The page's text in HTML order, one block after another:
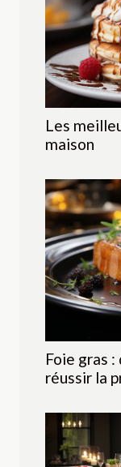
Les
maison
Foie gras
réussir la